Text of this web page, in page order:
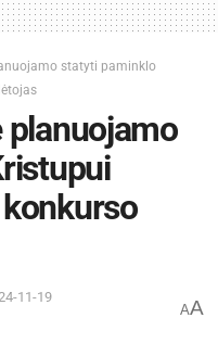
statyti paminklo
planuojamo
11-19
AA